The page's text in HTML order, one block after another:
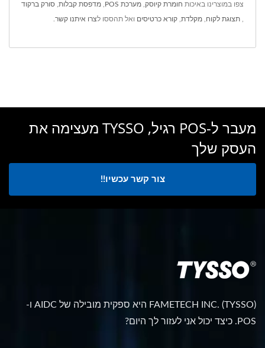
צפו במוצרינו באיכות חומרת קיוסק מערכת POS מדפסת קבלות סורק ברקוד
תצוגת לקוח מקלדת קורא כרטיסים ואל תהססו לצרו איתנו קשר
מעבר ל-POS רגיל, TYSSO מעצימה את
העסק שלך
צור קשר עכשיו!!
FAMETECH INC. (TYSSO) היא ספקית מובילה של AIDC ו-
POS. כיצד יכול אני לעזור לך היום?